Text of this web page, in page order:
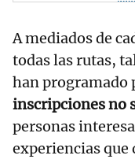
A mediados de
todas las rutas,
han programado
inscripciones no
personas
experiencias que